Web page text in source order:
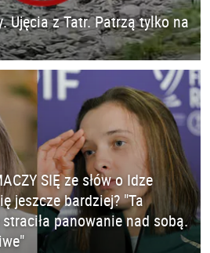
Ujęcia z Tatr. Patrzą tylko na
SIĘ ze słów o Idze
jeszcze bardziej? "Ta
panowanie nad sobą.